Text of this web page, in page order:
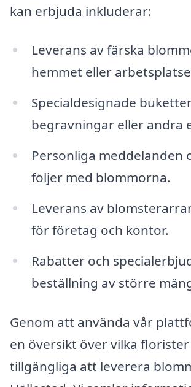
kan erbjuda inkluderar:
Leverans av färska
hemmet eller
Specialdesignade
begravningar eller andra
Personliga meddelanden
följer med blommorna.
Leverans av
för företag och kontor.
Rabatter och
beställning av större
Genom att använda vår
en översikt över vilka
tillgängliga att leverera